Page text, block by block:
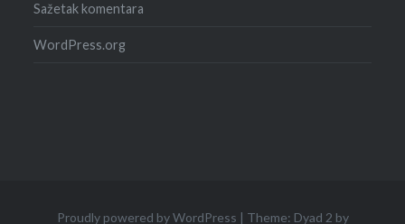
Sažetak komentara
WordPress.org
Proudly powered by WordPress | Theme: Dyad 2 by